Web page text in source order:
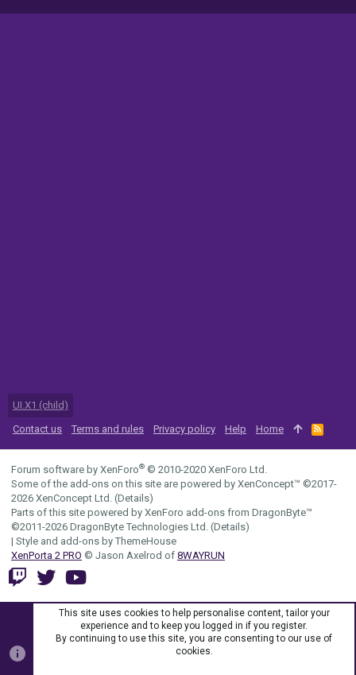
UI.X1 (child)
Contact us
Terms and rules Privacy policy Help Home
R
S
S
Forum software by XenForo® © 2010-2020 XenForo Ltd.
Some of the add-ons on this site are powered by XenConcept™ ©2017-
2026 XenConcept Ltd. (Details)
Parts of this site powered by XenForo add-ons from DragonByte™
©2011-2026 DragonByte Technologies Ltd. (Details)
| Style and add-ons by ThemeHouse
XenPorta 2 PRO © Jason Axelrod of 8WAYRUN
This site uses cookies to help personalise content, tailor your
experience and to keep you logged in if you register.
By continuing to use this site, you are consenting to our use of
cookies.